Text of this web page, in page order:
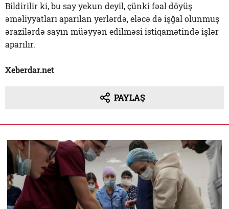
Bildirilir ki, bu say yekun deyil, çünki fəal döyüş
əməliyyatları aparılan yerlərdə, eləcə də işğal olunmuş
ərazilərdə sayın müəyyən edilməsi istiqamətində işlər
aparılır.
Xeberdar.net
PAYLAŞ